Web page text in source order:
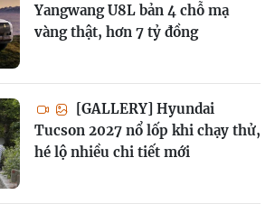
Yangwang U8L bản 4 chỗ mạ
vàng thật, hơn 7 tỷ đồng
[GALLERY] Hyundai
Tucson 2027 nổ lốp khi chạy thử,
hé lộ nhiều chi tiết mới